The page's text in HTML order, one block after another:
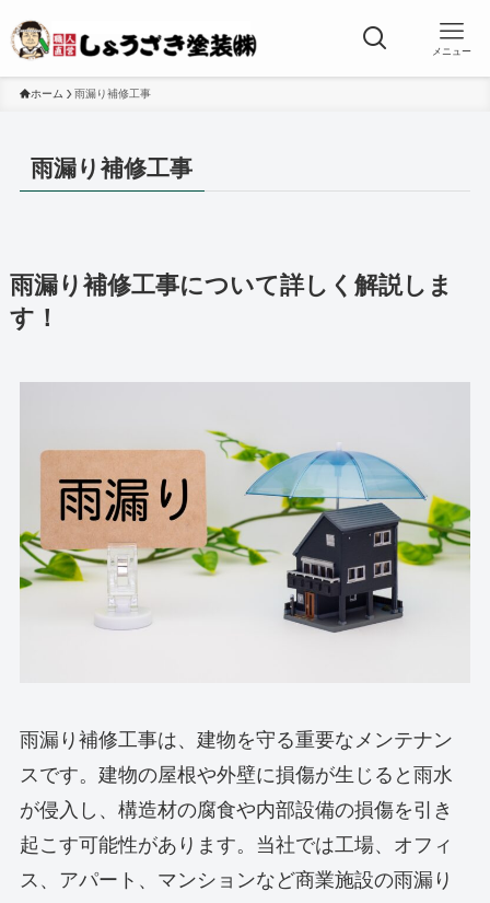
メニュー
ホーム 雨漏り補修工事
雨漏り補修工事
雨漏り補修工事について詳しく解説しま
す！
雨漏り補修工事は、建物を守る重要なメンテナン
スです。建物の屋根や外壁に損傷が生じると雨水
が侵入し、構造材の腐食や内部設備の損傷を引き
起こす可能性があります。当社では工場、オフィ
ス、アパート、マンションなど商業施設の雨漏り